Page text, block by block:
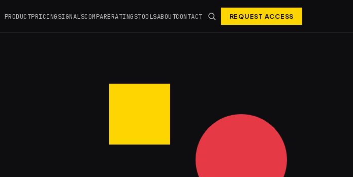
PRODUCTPRICINGSIGNALSCOMPARERATINGSTOOLSABOUTCONTACT REQUEST ACCESS